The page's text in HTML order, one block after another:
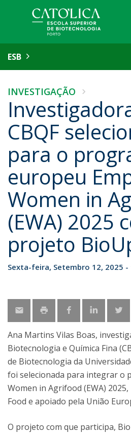
ESB
INVESTIGAÇÃO
CBQF
para o
europeu
Women in
(EWA) 2025
projeto
Sexta-feira, Setembro 12, 2025 -
Ana Martins Vilas Boas,
Biotecnologia e Química Fina
de Biotecnologia da
foi selecionada para integrar o
Women in Agrifood (EWA)
Food e apoiado pela União
O projeto com que participa,